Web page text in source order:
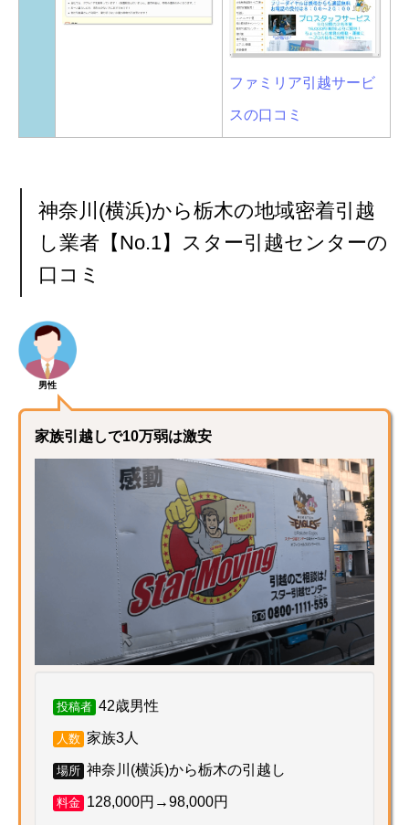
ファミリア引越サービ
スの口コミ
神奈川(横浜)から栃木の地域密着引越
し業者【No.1】スター引越センターの
口コミ
男性
家族引越しで10万弱は激安
投稿者 42歳男性
人数 家族3人
場所 神奈川(横浜)から栃木の引越し
料金 128,000円→98,000円